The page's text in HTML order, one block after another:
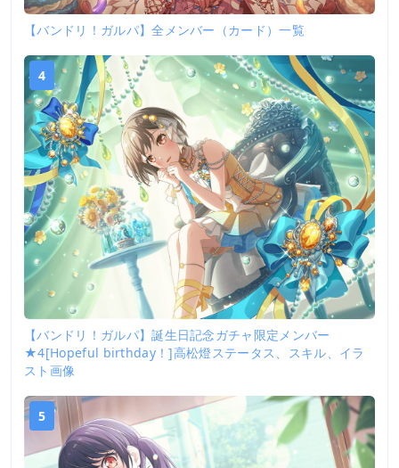
【バンドリ！ガルパ】全メンバー（カード）一覧
4
【バンドリ！ガルパ】誕生日記念ガチャ限定メンバー
★4[Hopeful birthday！]高松燈ステータス、スキル、イラ
スト画像
5